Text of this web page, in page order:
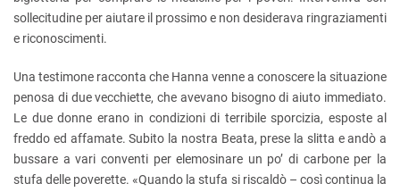
sollecitudine per aiutare il prossimo e non desiderava ringraziamenti
e riconoscimenti.
Una testimone racconta che Hanna venne a conoscere la situazione
penosa di due vecchiette, che avevano bisogno di aiuto immediato.
Le due donne erano in condizioni di terribile sporcizia, esposte al
freddo ed affamate. Subito la nostra Beata, prese la slitta e andò a
bussare a vari conventi per elemosinare un po’ di carbone per la
stufa delle poverette. «Quando la stufa si riscaldò – così continua la